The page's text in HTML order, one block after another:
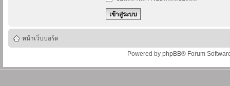
หน้าเว็บบอร์ด
Powered by phpBB® Forum